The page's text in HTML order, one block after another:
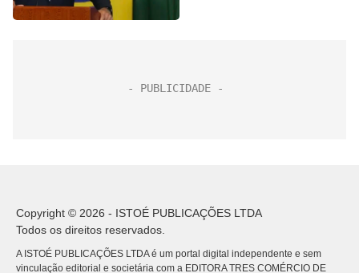
Copyright © 2026 - ISTOÉ PUBLICAÇÕES LTDA
Todos os direitos reservados.
A ISTOÉ PUBLICAÇÕES LTDA é um portal digital independente e sem
vinculação editorial e societária com a EDITORA TRES COMÉRCIO DE